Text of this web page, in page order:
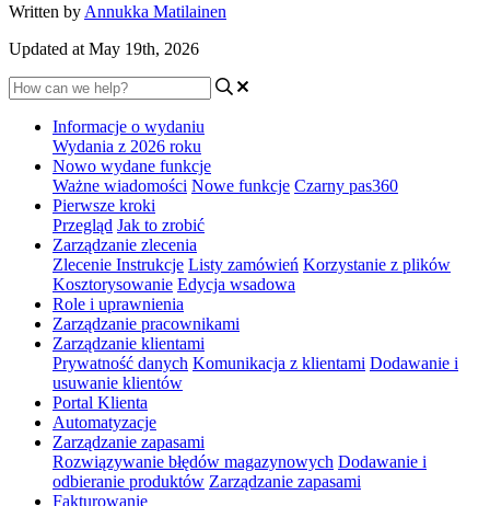
Written by Annukka Matilainen
Updated at May 19th, 2026
Informacje o wydaniu
Wydania z 2026 roku
Nowo wydane funkcje
Ważne wiadomości Nowe funkcje Czarny pas360
Pierwsze kroki
Przegląd Jak to zrobić
Zarządzanie zlecenia
Zlecenie Instrukcje Listy zamówień Korzystanie z plików
Kosztorysowanie Edycja wsadowa
Role i uprawnienia
Zarządzanie pracownikami
Zarządzanie klientami
Prywatność danych Komunikacja z klientami Dodawanie i
usuwanie klientów
Portal Klienta
Automatyzacje
Zarządzanie zapasami
Rozwiązywanie błędów magazynowych Dodawanie i
odbieranie produktów Zarządzanie zapasami
Fakturowanie